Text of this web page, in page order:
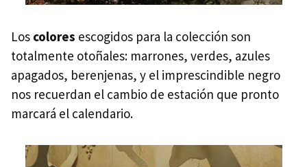
Los colores escogidos para la colección son
totalmente otoñales: marrones, verdes, azules
apagados, berenjenas, y el imprescindible negro
nos recuerdan el cambio de estación que pronto
marcará el calendario.